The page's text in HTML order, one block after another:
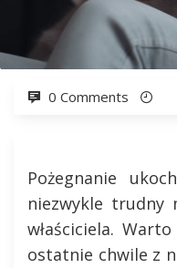
0 Comments
Pożegnanie
niezwykle trudny
właściciela.
ostatnie chwile z